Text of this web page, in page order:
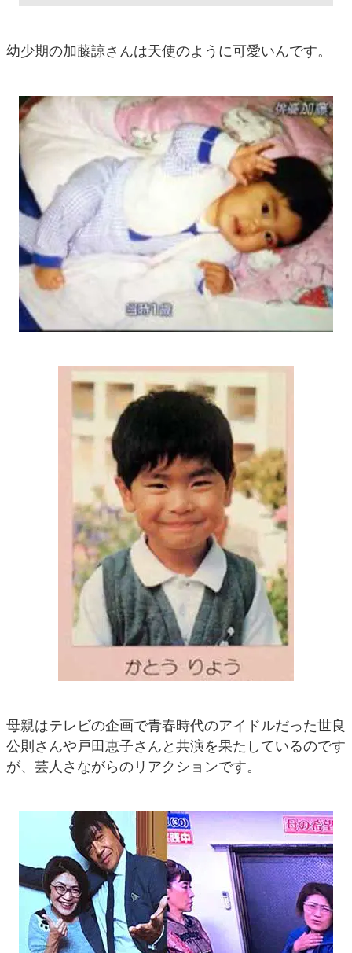
幼少期の加藤諒さんは天使のように可愛いんです。
母親はテレビの企画で青春時代のアイドルだった世良
公則さんや戸田恵子さんと共演を果たしているのです
が、芸人さながらのリアクションです。